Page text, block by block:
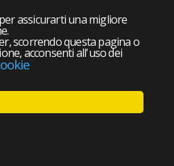
assicurarti una migliore
scorrendo questa pagina o
acconsenti all'uso dei